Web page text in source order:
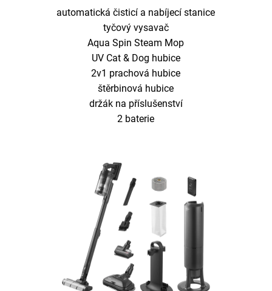
automatická čisticí a nabíjecí stanice
tyčový vysavač
Aqua Spin Steam Mop
UV Cat & Dog hubice
2v1 prachová hubice
štěrbinová hubice
držák na příslušenství
2 baterie